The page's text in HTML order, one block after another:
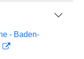
- Baden-